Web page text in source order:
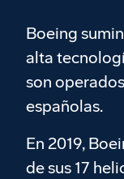
Boeing
alta
son
españolas.
En 2019,
de sus 17